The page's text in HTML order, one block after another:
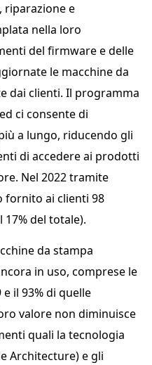
riparazione e
nella loro
del firmware e delle
le macchine da
dai clienti. Il programma
ci consente di
a lungo, riducendo gli
di accedere ai prodotti
Nel 2022 tramite
fornito ai clienti 98
del totale).
da stampa
in uso, comprese le
il 93% di quelle
valore non diminuisce
quali la tecnologia
Architecture) e gli